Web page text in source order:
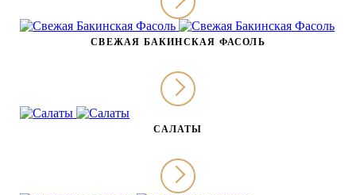
СВЕЖАЯ БАКИНСКАЯ ФАСОЛЬ
САЛАТЫ